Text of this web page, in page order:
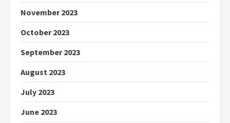
November 2023
October 2023
September 2023
August 2023
July 2023
June 2023